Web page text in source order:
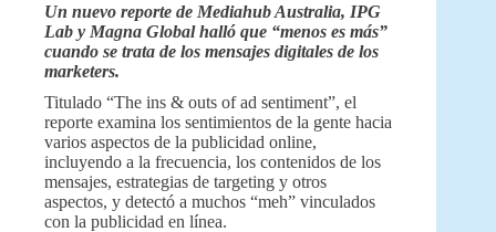
Un nuevo reporte de Mediahub Australia, IPG
Lab y Magna Global halló que “menos es más”
cuando se trata de los mensajes digitales de los
marketers.
Titulado “The ins & outs of ad sentiment”, el
reporte examina los sentimientos de la gente hacia
varios aspectos de la publicidad online,
incluyendo a la frecuencia, los contenidos de los
mensajes, estrategias de targeting y otros
aspectos, y detectó a muchos “meh” vinculados
con la publicidad en línea.